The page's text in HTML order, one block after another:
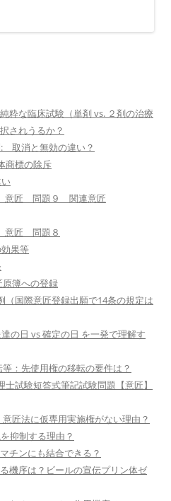
粋な臨床試験（単剤 vs. ２剤の治療
されうるか？
取消と無効の違い？
商標の除斥
意匠 問題９ 関連意匠
意匠 問題８
果等
簿への登録
国際意匠登録出願で14条の規定は
の日 vs 確定の日 を一発で理解す
：先使用権の移転の要件は？
試験短答式筆記試験問題【意匠】
匠法に仮専用実施権がない理由？
抑制する理由？
チンにも結合できる？
機序は？ビールの宣伝プリン体ゼ